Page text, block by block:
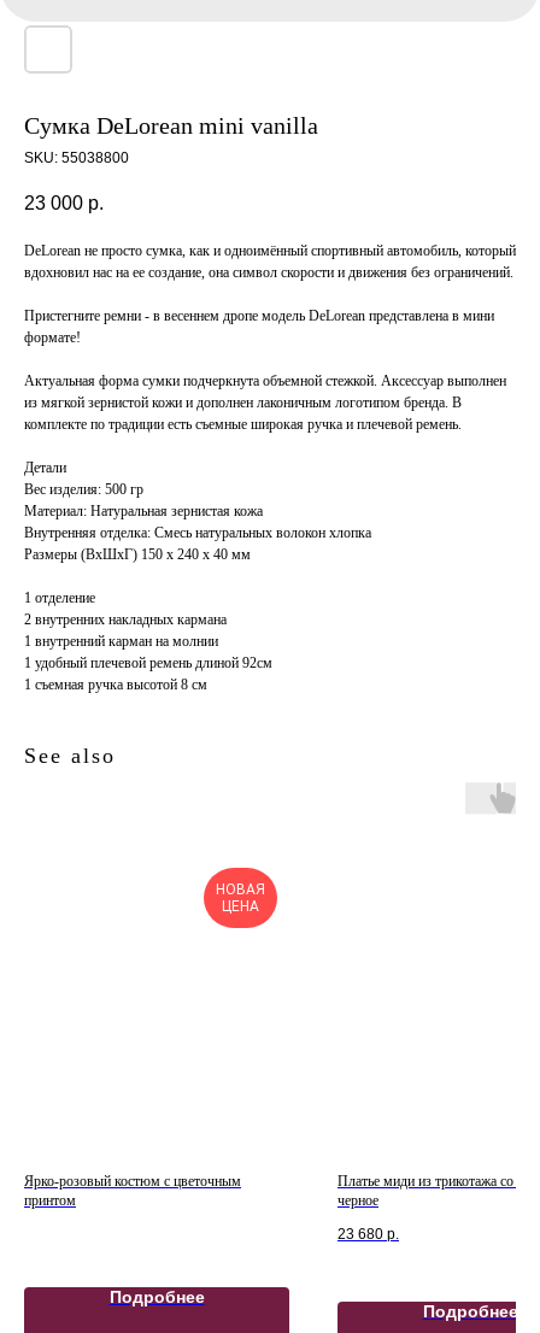
Сумка DeLorean mini vanilla
SKU: 55038800
23 000 р.
DeLorean не просто сумка, как и одноимённый спортивный автомобиль, который
вдохновил нас на ее создание, она символ скорости и движения без ограничений.
Пристегните ремни - в весеннем дропе модель DeLorean представлена в мини
формате!
Актуальная форма сумки подчеркнута объемной стежкой. Аксессуар выполнен
из мягкой зернистой кожи и дополнен лаконичным логотипом бренда. В
комплекте по традиции есть съемные широкая ручка и плечевой ремень.
Детали
Вес изделия: 500 гр
Материал: Натуральная зернистая кожа
Внутренняя отделка: Смесь натуральных волокон хлопка
Размеры (ВхШхГ) 150 х 240 х 40 мм
1 отделение
2 внутренних накладных кармана
1 внутренний карман на молнии
1 удобный плечевой ремень длиной 92см
1 съемная ручка высотой 8 см
See also
НОВАЯ
ЦЕНА
Ярко-розовый костюм с цветочным
принтом
Подробнее
Платье миди из трикотажа со
черное
23 680 р.
Подробнее